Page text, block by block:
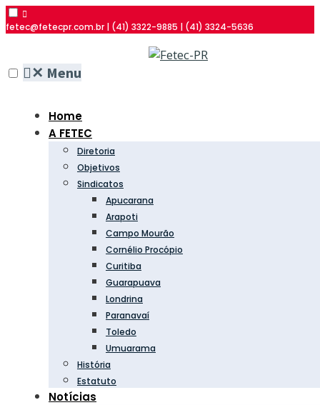
fetec@fetecpr.com.br | (41) 3322-9885 | (41) 3324-5636
✕ Menu
Home
A FETEC
Diretoria
Objetivos
Sindicatos
Apucarana
Arapoti
Campo Mourão
Cornélio Procópio
Curitiba
Guarapuava
Londrina
Paranavaí
Toledo
Umuarama
História
Estatuto
Notícias